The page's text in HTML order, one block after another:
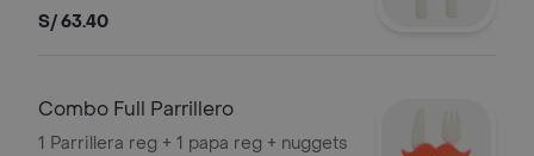
S/ 63.40
Combo Full Parrillero
1 Parrillera reg + 1 papa reg + nuggets